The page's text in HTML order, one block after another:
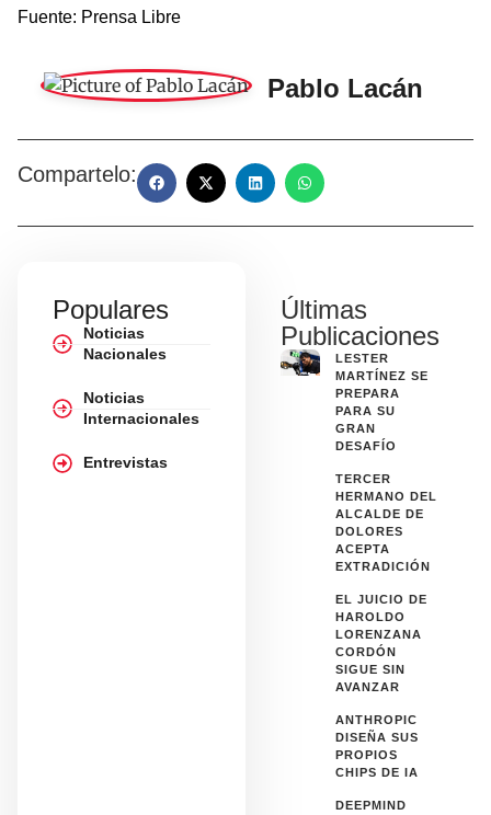
Fuente: Prensa Libre
Pablo Lacán
Compartelo:
Populares
Noticias
Nacionales
Noticias
Internacionales
Entrevistas
Últimas
Publicaciones
LESTER
MARTÍNEZ SE
PREPARA
PARA SU
GRAN
DESAFÍO
TERCER
HERMANO DEL
ALCALDE DE
DOLORES
ACEPTA
EXTRADICIÓN
EL JUICIO DE
HAROLDO
LORENZANA
CORDÓN
SIGUE SIN
AVANZAR
ANTHROPIC
DISEÑA SUS
PROPIOS
CHIPS DE IA
DEEPMIND